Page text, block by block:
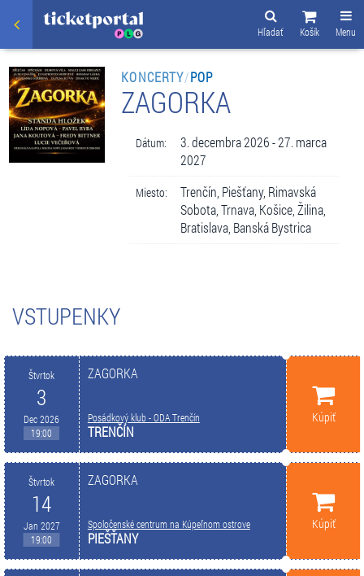
Menu
Košík
Hľadať
KONCERTY/POP
ZAGORKA
Dátum:
3. decembra 2026 - 27. marca
2027
Miesto:
Trenčín, Piešťany, Rimavská
Sobota, Trnava, Košice, Žilina,
Bratislava, Banská Bystrica
VSTUPENKY
Štvrtok
3
Dec 2026
19:00
ZAGORKA
Posádkový klub - ODA Trenčín
TRENČÍN
Kúpiť
Štvrtok
14
Jan 2027
19:00
ZAGORKA
Spoločenské centrum na Kúpeľnom ostrove
PIEŠŤANY
Kúpiť